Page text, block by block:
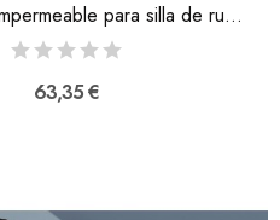
Bolsa auxiliar impermeable para silla de ruedas
63,35 €